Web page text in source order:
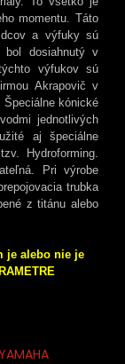
momentu. Táto
a výfuky sú
dosiahnutý v
výfukov sú
Akrapovič v
kónické
jednotlivých
aj špeciálne
Hydroforming.
Pri výrobe
trubka
z titánu alebo
je alebo nie je